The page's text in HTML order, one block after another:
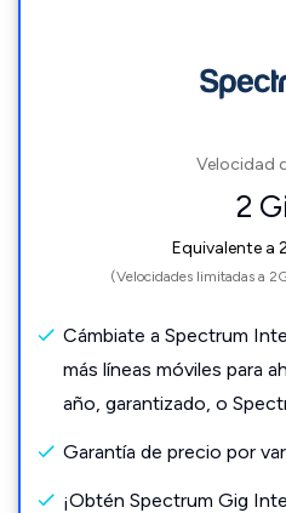
Velocidad
2
Equivalente a
(Velocidades limitadas a
Cámbiate a Spectrum
más líneas móviles para
año, garantizado, o
Garantía de precio por
¡Obtén Spectrum Gig